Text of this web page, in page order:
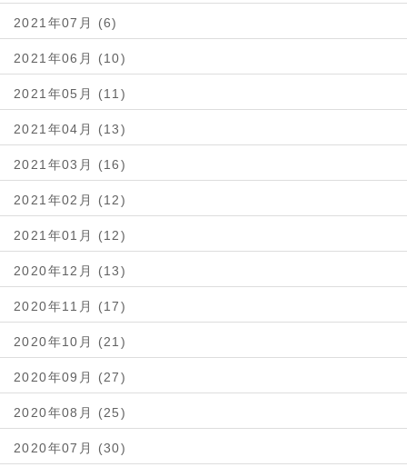
2021年07月 (6)
2021年06月 (10)
2021年05月 (11)
2021年04月 (13)
2021年03月 (16)
2021年02月 (12)
2021年01月 (12)
2020年12月 (13)
2020年11月 (17)
2020年10月 (21)
2020年09月 (27)
2020年08月 (25)
2020年07月 (30)